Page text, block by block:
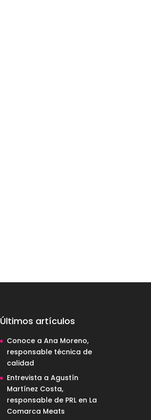
Últimos artículos
Conoce a Ana Moreno,
responsable técnica de
calidad
Entrevista a Agustín
Martínez Costa,
responsable de PRL en La
Comarca Meats